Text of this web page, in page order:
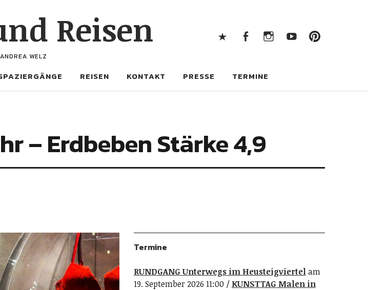
Reisen
ANDREA WELZ
REISEN KONTAKT PRESSE TERMINE
– Erdbeben Stärke 4,9
Termine
RUNDGANG Unterwegs im Heusteigviertelam
19. September 2026 11:00
KUNSTTAG Malen in